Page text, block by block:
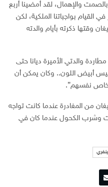
والإهمال، لقد أمضينا أربع
القيام بواجباتنا الملكية، لكن
وقتها ذكرته بأيام والدته
والدتي الأميرة ديانا حتى
أبيض اللون.. وكان يمكن أن
نفسهم”.
من المغادرة عندما كانت تواجه
وشرب الكحول عندما كان في